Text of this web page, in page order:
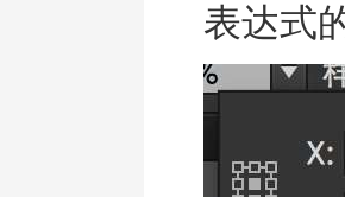
表达式